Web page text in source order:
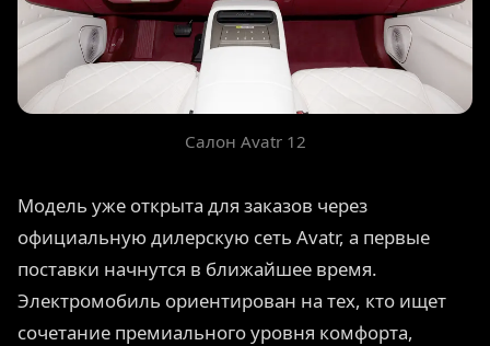
Салон Avatr 12
Модель уже открыта для заказов через
официальную дилерскую сеть Avatr, а первые
поставки начнутся в ближайшее время.
Электромобиль ориентирован на тех, кто ищет
сочетание премиального уровня комфорта,